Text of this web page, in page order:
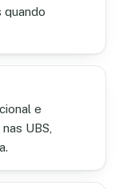
quando
e
UBS,